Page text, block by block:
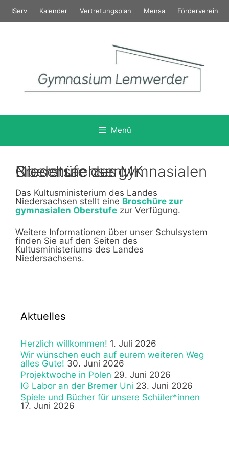
Inhalt
springen
IServ Kalender Vertretungsplan Mensa Förderverein
Menü
Broschüre zur gymnasialen Oberstufe des MK Niedersachsen
Das Kultusministerium des Landes
Niedersachsen stellt eine Broschüre zur
gymnasialen Oberstufe zur Verfügung.
Weitere Informationen über unser Schulsystem
finden Sie auf den Seiten des
Kultusministeriums des Landes
Niedersachsens.
Aktuelles
Herzlich willkommen! 1. Juli 2026
Wir wünschen euch auf eurem weiteren Weg
alles Gute! 30. Juni 2026
Projektwoche in Polen 29. Juni 2026
IG Labor an der Bremer Uni 23. Juni 2026
Spiele und Bücher für unsere Schüler*innen
17. Juni 2026